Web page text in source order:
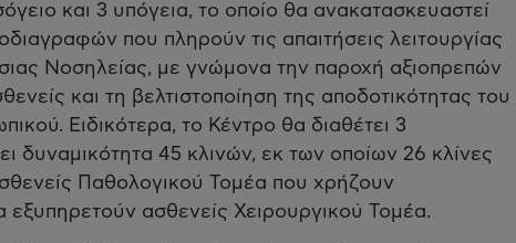
και 3 υπόγεια, το οποίο θα ανακατασκευαστεί
που πληρούν τις απαιτήσεις λειτουργίας
Νοσηλείας, με γνώμονα την παροχή αξιοπρεπών
και τη βελτιστοποίηση της αποδοτικότητας του
Ειδικότερα, το Κέντρο θα διαθέτει 3
δυναμικότητα 45 κλινών, εκ των οποίων 26 κλίνες
Παθολογικού Τομέα που χρήζουν
εξυπηρετούν ασθενείς Χειρουργικού Τομέα.